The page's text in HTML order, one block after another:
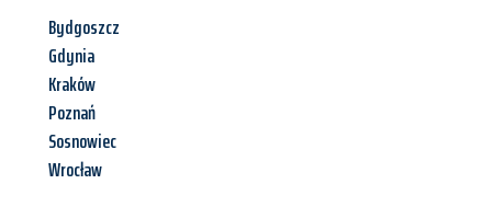
Bydgoszcz
Gdynia
Kraków
Poznań
Sosnowiec
Wrocław